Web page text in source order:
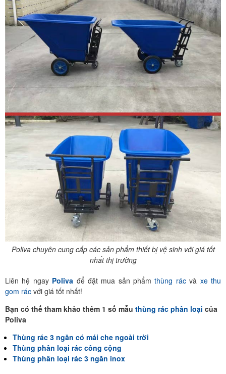
Poliva chuyên cung cấp các sản phẩm thiết bị vệ sinh với giá tốt
nhất thị trường
Liên hệ ngay Poliva để đặt mua sản phẩmthùng rácvà xe thu
gom rác với giá tốt nhất!
Bạn có thế tham khảo thêm 1 số mẫu thùng rác phân loại của
Poliva
Thùng rác 3 ngăn có mái che ngoài trời
Thùng phân loại rác công cộng
Thùng phân loại rác 3 ngăn inox